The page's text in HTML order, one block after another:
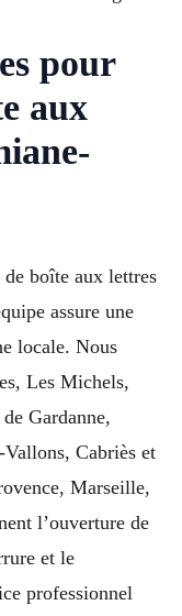
pour
aux
de boîte aux lettres
assure une
locale. Nous
Les Michels,
Gardanne,
Cabriès et
Marseille,
l’ouverture de
et le
professionnel